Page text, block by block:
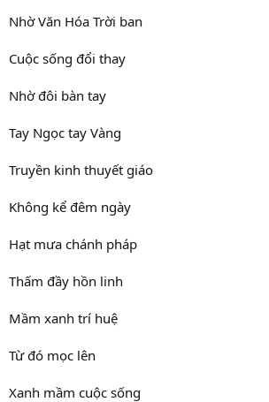
Nhờ Văn Hóa Trời ban
Cuộc sống đổi thay
Nhờ đôi bàn tay
Tay Ngọc tay Vàng
Truyền kinh thuyết giáo
Không kể đêm ngày
Hạt mưa chánh pháp
Thấm đầy hồn linh
Mầm xanh trí huệ
Từ đó mọc lên
Xanh mầm cuộc sống